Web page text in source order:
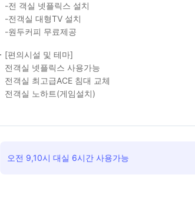
-전 객실 넷플릭스 설치
-전객실 대형TV 설치
-원두커피 무료제공
[편의시설 및 테마]
전객실 넷플릭스 사용가능
전객실 최고급ACE 침대 교체
전객실 노하트(게임설치)
오전 9,10시 대실 6시간 사용가능